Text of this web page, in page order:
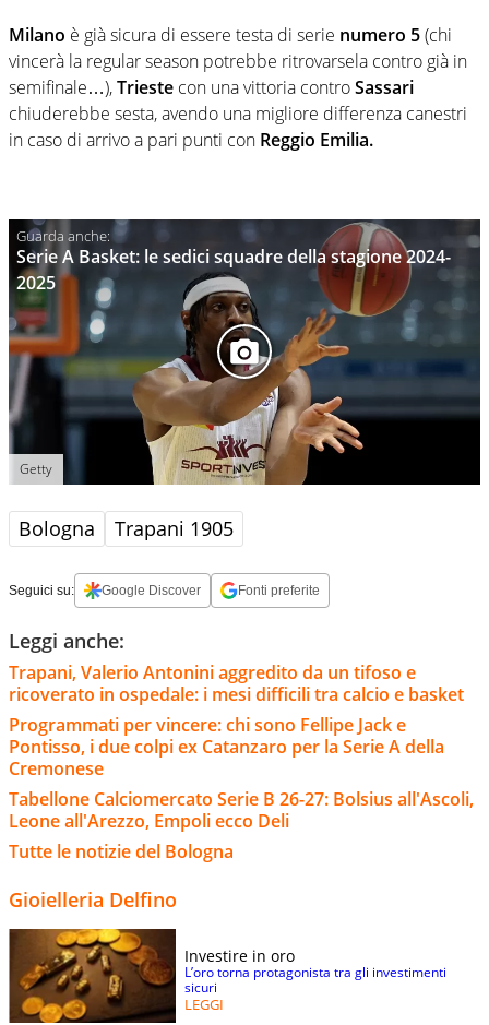
Milano è già sicura di essere testa di serie numero 5(chi
vincerà la regular season potrebbe ritrovarsela contro già in
semifinale…),Trieste con una vittoria controSassari
chiuderebbe sesta, avendo una migliore differenza canestri
in caso di arrivo a pari punti con Reggio Emilia.
Serie A Basket: le sedici squadre della stagione 2024-
2025
Getty
Bologna Trapani 1905
Seguici su: Google Discover Fonti preferite
Leggi anche:
Trapani, Valerio Antonini aggredito da un tifoso e
ricoverato in ospedale: i mesi difficili tra calcio e basket
Programmati per vincere: chi sono Fellipe Jack e
Pontisso, i due colpi ex Catanzaro per la Serie A della
Cremonese
Tabellone Calciomercato Serie B 26-27: Bolsius all'Ascoli,
Leone all'Arezzo, Empoli ecco Deli
Tutte le notizie del Bologna
Gioielleria Delfino
Investire in oro
L’oro torna protagonista tra gli investimenti
sicuri
LEGGI